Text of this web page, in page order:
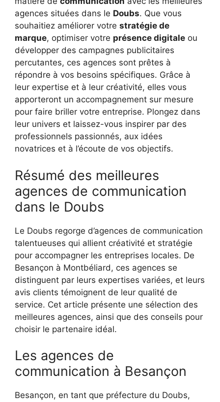
agences situées dans le Doubs. Que vous
souhaitiez améliorer votre stratégie de
marque, optimiser votre présence digitale ou
développer des campagnes publicitaires
percutantes, ces agences sont prêtes à
répondre à vos besoins spécifiques. Grâce à
leur expertise et à leur créativité, elles vous
apporteront un accompagnement sur mesure
pour faire briller votre entreprise. Plongez dans
leur univers et laissez-vous inspirer par des
professionnels passionnés, aux idées
novatrices et à l’écoute de vos objectifs.
Résumé des meilleures
agences de communication
dans le Doubs
Le Doubs regorge d’agences de communication
talentueuses qui allient créativité et stratégie
pour accompagner les entreprises locales. De
Besançon à Montbéliard, ces agences se
distinguent par leurs expertises variées, et leurs
avis clients témoignent de leur qualité de
service. Cet article présente une sélection des
meilleures agences, ainsi que des conseils pour
choisir le partenaire idéal.
Les agences de
communication à Besançon
Besançon, en tant que préfecture du Doubs,